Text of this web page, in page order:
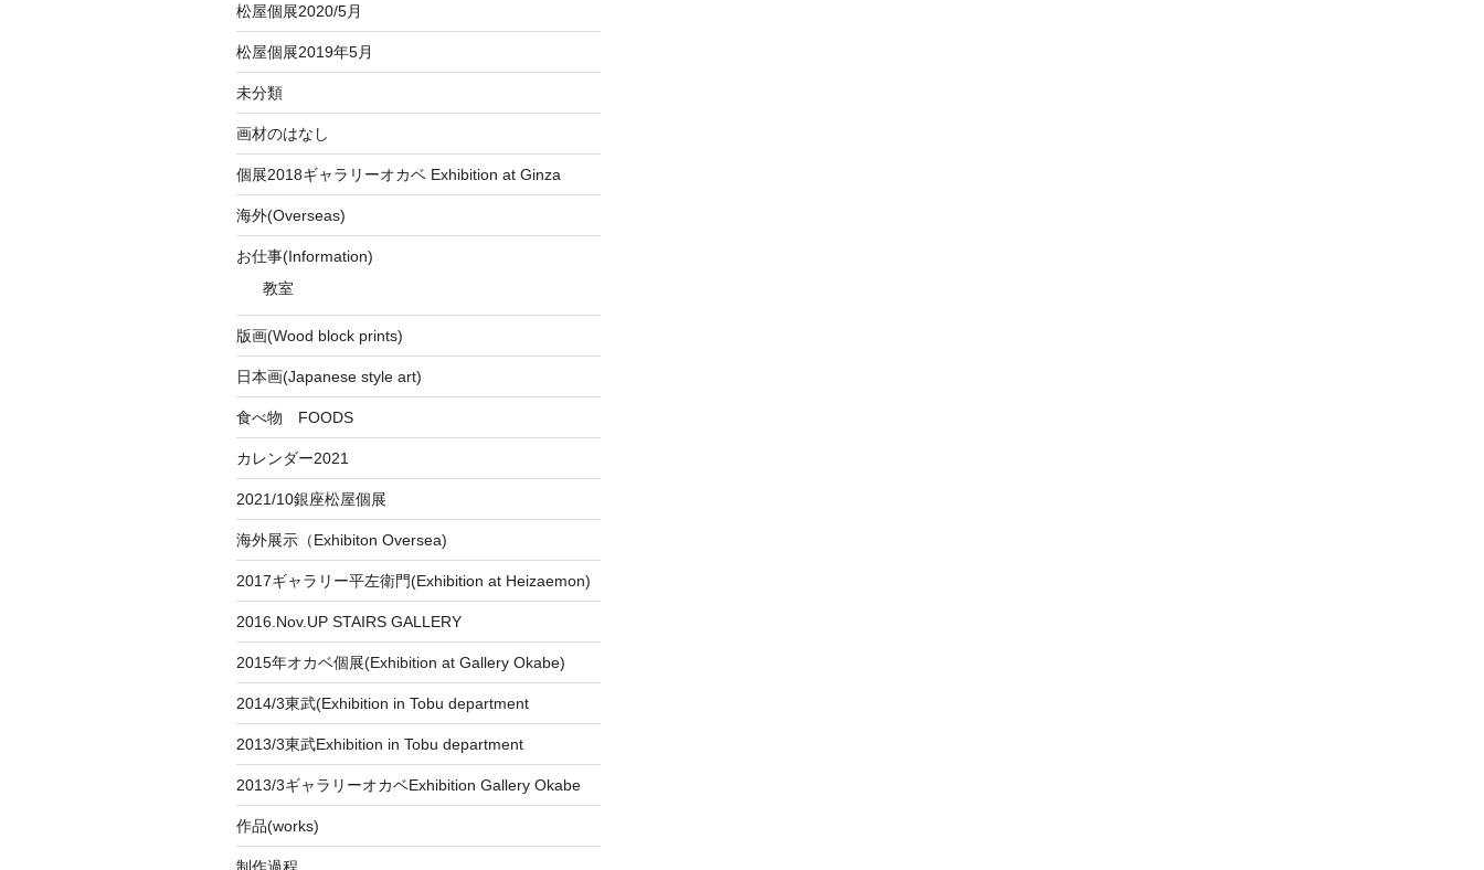
松屋個展2020/5月
松屋個展2019年5月
未分類
画材のはなし
個展2018ギャラリーオカベ Exhibition at Ginza
海外(Overseas)
お仕事(Information)
教室
版画(Wood block prints)
日本画(Japanese style art)
食べ物 FOODS
カレンダー2021
2021/10銀座松屋個展
海外展示（Exhibiton Oversea)
2017ギャラリー平左衛門(Exhibition at Heizaemon)
2016.Nov.UP STAIRS GALLERY
2015年オカベ個展(Exhibition at Gallery Okabe)
2014/3東武(Exhibition in Tobu department
2013/3東武Exhibition in Tobu department
2013/3ギャラリーオカベExhibition Gallery Okabe
作品(works)